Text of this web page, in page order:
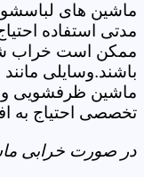
ماشین های
مدتی استفاده
ممکن است خراب
باشند.وسایلی
ماشین ظرفشویی و
تخصصی احتیاج به
در صورت خرابی